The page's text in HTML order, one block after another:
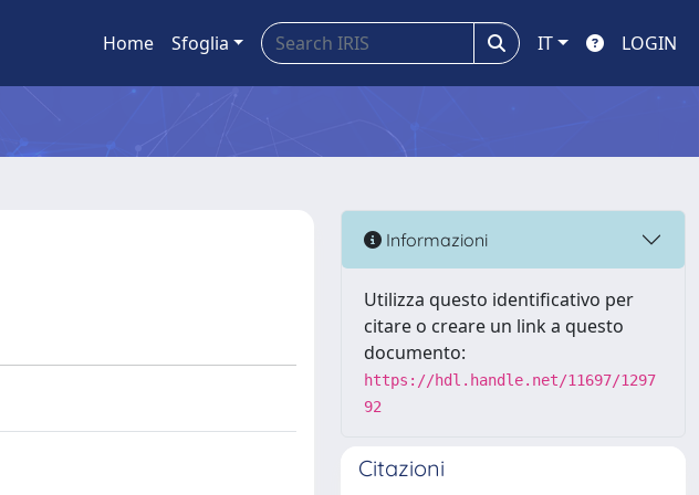
Home Sfoglia IT LOGIN
Informazioni
Utilizza questo identificativo per
citare o creare un link a questo
documento:
https://hdl.handle.net/11697/1297
92
Citazioni